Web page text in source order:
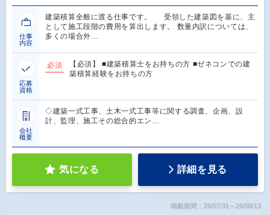
仕事
内容
建築積算全般に渡る仕事です。 受領した建築図を基に、主
として施工段階の費用を算出します。 数量内訳については、
多くの場合外…
応募
資格
必須
【必須】 ■建築積算士をお持ちの方 ■ゼネコンでの建
築積算経験をお持ちの方
会社
概要
◇建築一式工事、土木一式工事等に関する調査、企画、設
計、監理、施工その総合的エン…
気になる 詳細を見る
掲載期間：26/07/31～26/08/13